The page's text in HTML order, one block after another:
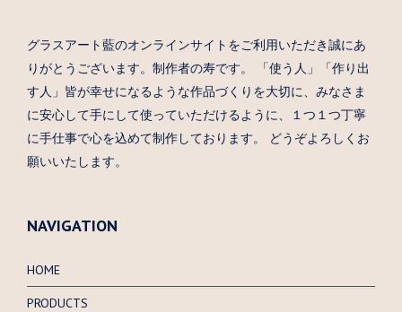
グラスアート藍のオンラインサイトをご利用いただき誠にあ
りがとうございます。制作者の寿です。 「使う人」「作り出
す人」皆が幸せになるような作品づくりを大切に、みなさま
に安心して手にして使っていただけるように、１つ１つ丁寧
に手仕事で心を込めて制作しております。 どうぞよろしくお
願いいたします。
NAVIGATION
HOME
PRODUCTS